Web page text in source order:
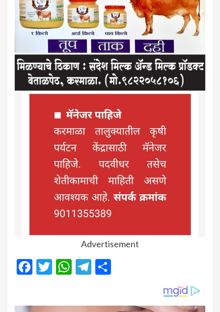
Advertisement
Facebook
Twitter
WhatsApp
Telegram